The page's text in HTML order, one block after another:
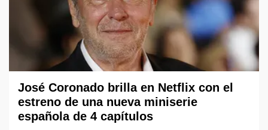
José Coronado brilla en Netflix con el
estreno de una nueva miniserie
española de 4 capítulos